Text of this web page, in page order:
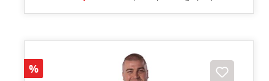
Rabatt
%